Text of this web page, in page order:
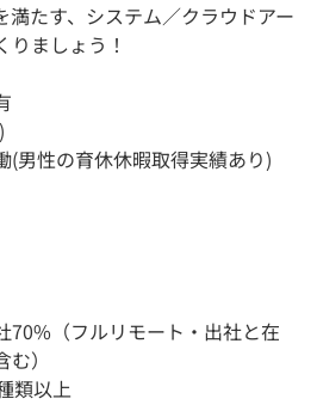
満たす、システム／クラウドアー
ましょう！
男性の育休休暇取得実績あり)
（フルリモート・出社と在
）
類以上